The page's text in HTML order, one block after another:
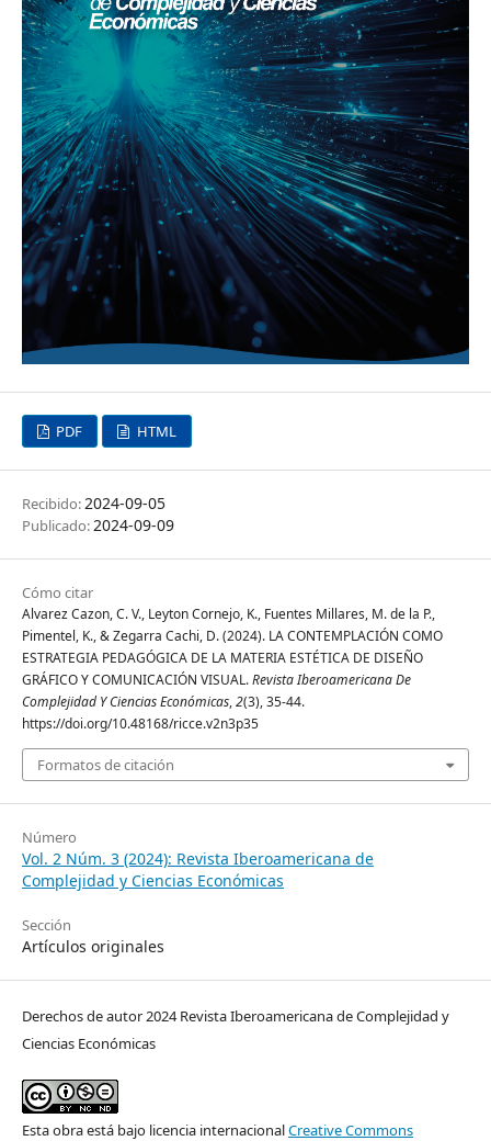
PDF HTML
Recibido: 2024-09-05
Publicado: 2024-09-09
Cómo citar
Alvarez Cazon, C. V., Leyton Cornejo, K., Fuentes Millares, M. de la P.,
Pimentel, K., & Zegarra Cachi, D. (2024). LA CONTEMPLACIÓN COMO
ESTRATEGIA PEDAGÓGICA DE LA MATERIA ESTÉTICA DE DISEÑO
GRÁFICO Y COMUNICACIÓN VISUAL.Revista Iberoamericana De
Complejidad Y Ciencias Económicas,2(3), 35-44.
https://doi.org/10.48168/ricce.v2n3p35
Formatos de citación
Número
Vol. 2 Núm. 3 (2024): Revista Iberoamericana de
Complejidad y Ciencias Económicas
Sección
Artículos originales
Derechos de autor 2024 Revista Iberoamericana de Complejidad y
Ciencias Económicas
Esta obra está bajo licencia internacionalCreative Commons